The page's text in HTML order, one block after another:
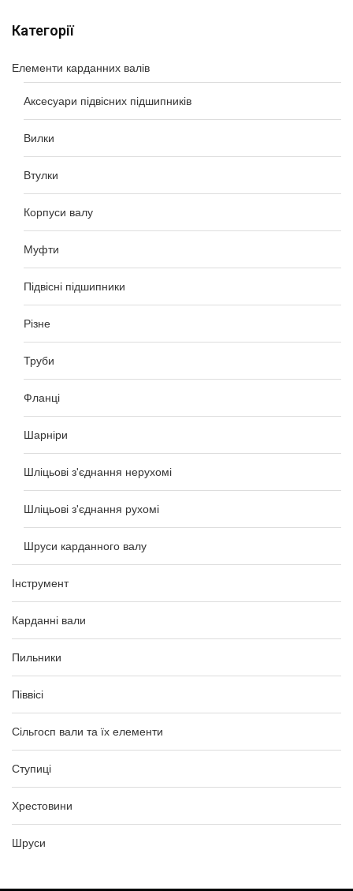
Категорії
Елементи карданних валів
Аксесуари підвісних підшипників
Вилки
Втулки
Корпуси валу
Муфти
Підвісні підшипники
Різне
Труби
Фланці
Шарніри
Шліцьові з'єднання нерухомі
Шліцьові з'єднання рухомі
Шруси карданного валу
Інструмент
Карданні вали
Пильники
Піввісі
Сільгосп вали та їх елементи
Ступиці
Хрестовини
Шруси